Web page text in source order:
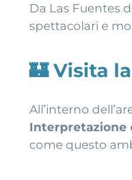
Da Las Fuentes
spettacolari e
🏰Visita la
All’interno
Interpretazione
come questo